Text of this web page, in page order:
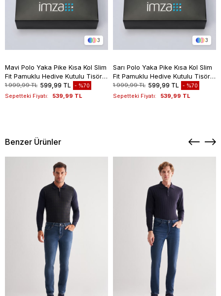
3
Mavi Polo Yaka Pike Kısa Kol Slim
Fit Pamuklu Hediye Kutulu Tişört
1011260169
1.999,99 TL 599,99 TL %70
Sepetteki Fiyatı: 539,99 TL
3
Sarı Polo Yaka Pike Kısa Kol Slim
Fit Pamuklu Hediye Kutulu Tişört
1011260169
1.999,99 TL 599,99 TL %70
Sepetteki Fiyatı: 539,99 TL
Benzer Ürünler